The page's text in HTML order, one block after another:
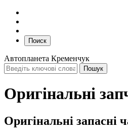
Поиск
Автопланета Кременчук
Оригінальні
Оригінальні запасні